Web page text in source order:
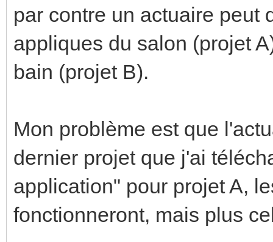
par contre un actuaire peut
appliques du salon (projet
bain (projet B).
Mon problème est que
dernier projet que j'ai
application" pour projet A,
fonctionneront, mais plus